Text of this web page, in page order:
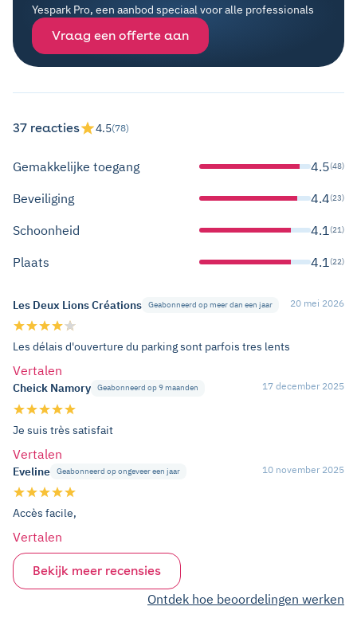
Yespark Pro, een aanbod speciaal voor alle professionals
Vraag een offerte aan
37 reacties 4.5(78)
Gemakkelijke toegang 4.5(48)
Beveiliging 4.4(23)
Schoonheid 4.1 (21)
Plaats 4.1 (22)
Les Deux Lions Créations Geabonneerd op meer dan een jaar 20 mei 2026
Les délais d'ouverture du parking sont parfois tres lents
Vertalen
Cheick Namory Geabonneerd op 9 maanden 17 december 2025
Je suis très satisfait
Vertalen
Eveline Geabonneerd op ongeveer een jaar 10 november 2025
Accès facile,
Vertalen
Bekijk meer recensies
Ontdek hoe beoordelingen werken